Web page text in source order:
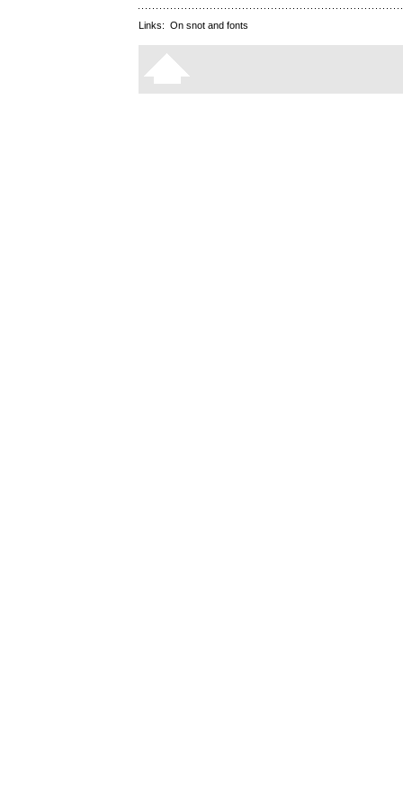
Links: On snot and fonts